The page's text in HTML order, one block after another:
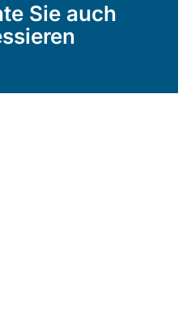
Sie auch